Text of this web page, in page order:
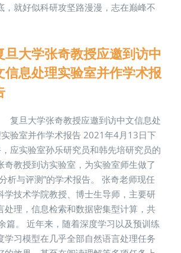
，就好似科研攻坚路漫漫，志在巅峰不
旦大学张奇教授应邀到访中
信息处理实验室并作学术报
复旦大学张奇教授应邀到访中文信息处
验室并作学术报告 2021年4月13日下
应实验室孙乐研究员和韩先培研究员的
奇教授到访实验室，为实验室师生做了
析与评测”的学术报告。 张奇老师现任
学技术学院教授、博士生导师，主要研
处理，信息检索和数据密集型计算，共
篇。 近年来，随着深度学习以及预训练
学习模型在几乎全部自然语言处理任务